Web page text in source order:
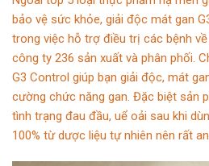
bảo vệ sức khỏe, giải độc mát gan
trong việc hỗ trợ điều trị các bệnh
công ty 236 sản xuất và phân phối.
G3 Control giúp bạn giải độc, mát
cường chức năng gan. Đặc biệt sản
tình trạng đau đầu, uể oải sau khi
100% từ dược liệu tự nhiên nên rất